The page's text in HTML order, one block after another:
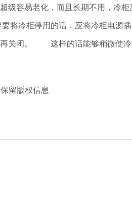
容易老化，而且长期不用，冷
冷柜停用的话，应将冷柜电源
关闭。 这样的话能够稍微使
留版权信息